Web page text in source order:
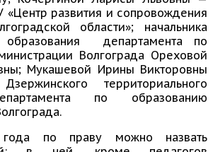
«Центр развития и сопровождения
области»; начальника
департамента по
Волгограда Ореховой
Мукашевой Ирины Викторовны
территориального
по образованию
по праву можно назвать